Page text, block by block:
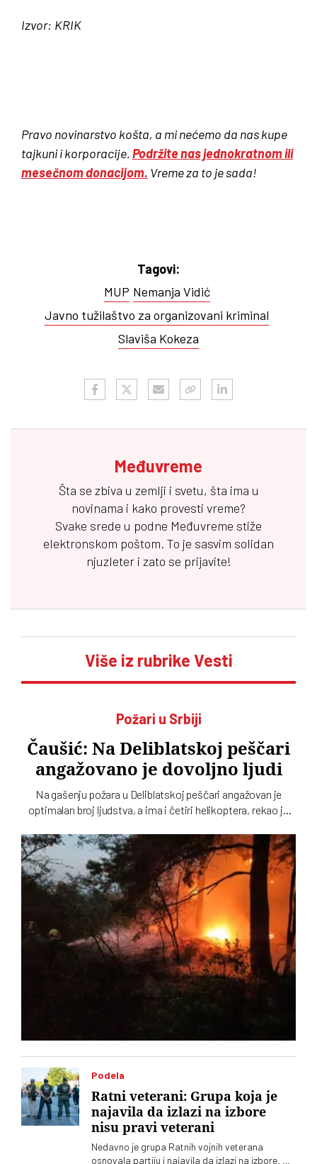
Izvor: KRIK
Pravo novinarstvo košta, a mi nećemo da nas kupe
tajkuni i korporacije. Podržite nas jednokratnom ili
mesečnom donacijom. Vreme za to je sada!
Tagovi:
MUP Nemanja Vidić
Javno tužilaštvo za organizovani kriminal
Slaviša Kokeza
Međuvreme
Šta se zbiva u zemlji i svetu, šta ima u
novinama i kako provesti vreme?
Svake srede u podne Međuvreme stiže
elektronskom poštom. To je sasvim solidan
njuzleter i zato se prijavite!
Više iz rubrike Vesti
Požari u Srbiji
Čaušić: Na Deliblatskoj peščari
angažovano je dovoljno ljudi
Na gašenju požara u Deliblatskoj peščari angažovan je
optimalan broj ljudstva, a ima i četiri helikoptera, rekao je
poslova. Požarom je zahvaćeno oko hiljadu i po i više
hektara šume i niskog rastinja
Podela
Ratni veterani: Grupa koja je
najavila da izlazi na izbore
nisu pravi veterani
Nedavno je grupa Ratnih vojnih veterana
osnovala partiju i najavila da izlazi na izbore. Oni